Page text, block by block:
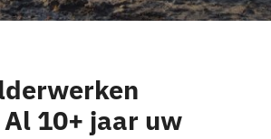
10+ jaar uw